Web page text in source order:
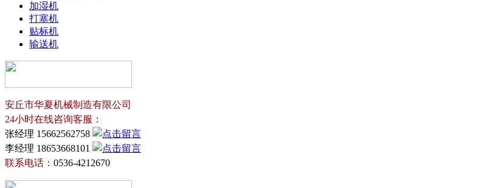
加湿机
打塞机
贴标机
输送机
安丘市华夏机械制造有限公司
24小时在线咨询客服：
张经理 15662562758
李经理 18653668101
联系电话： 0536-4212670